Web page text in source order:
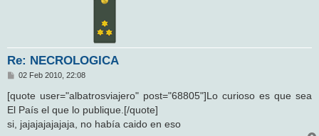
Re: NECROLOGICA
M
n
s
e
02 Feb 2010, 22:08
[quote user="albatrosviajero" post="68805"]Lo curioso es que sea
El País el que lo publique.[/quote]
si, jajajajajajaja, no había caido en eso